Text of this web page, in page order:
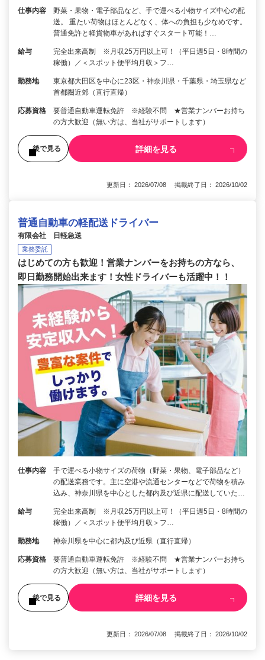
仕事内容
野菜・果物・電子部品など、手で運べる小物サイズ中心の配
送。 重たい荷物はほとんどなく、体への負担も少なめです。
普通免許と軽貨物車があればすぐスタート可能！…
給与
完全出来高制 ※月収25万円以上可！（平日週5日・8時間の
稼働）／＜スポット便平均月収＞フ…
勤務地
東京都大田区を中心に23区・神奈川県・千葉県・埼玉県など
首都圏近郊（直行直帰）
応募資格
要普通自動車運転免許 ※経験不問 ★営業ナンバーお持ち
の方大歓迎（無い方は、当社がサポートします）
後で見る 詳細を見る
更新日： 2026/07/08 掲載終了日： 2026/10/02
普通自動車の軽配送ドライバー
有限会社 日軽急送
業務委託
はじめての方も歓迎！営業ナンバーをお持ちの方なら、
即日勤務開始出来ます！女性ドライバーも活躍中！！
仕事内容
手で運べる小物サイズの荷物（野菜・果物、電子部品など）
の配送業務です。主に空港や流通センターなどで荷物を積み
込み、神奈川県を中心とした都内及び近県に配送していた…
給与
完全出来高制 ※月収25万円以上可！（平日週5日・8時間の
稼働）／＜スポット便平均月収＞フ…
勤務地 神奈川県を中心に都内及び近県（直行直帰）
応募資格
要普通自動車運転免許 ※経験不問 ★営業ナンバーお持ち
の方大歓迎（無い方は、当社がサポートします）
後で見る 詳細を見る
更新日： 2026/07/08 掲載終了日： 2026/10/02